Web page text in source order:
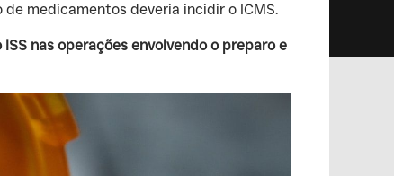
medicamentos deveria incidir o ICMS.
nas operações envolvendo o preparo e